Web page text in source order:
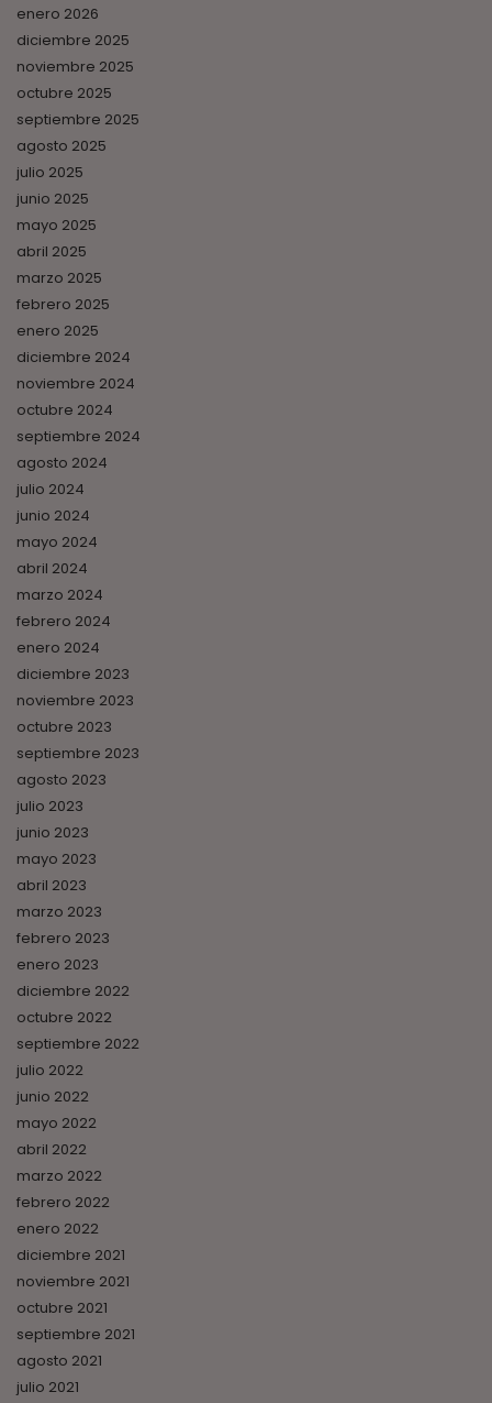
enero 2026
diciembre 2025
noviembre 2025
octubre 2025
septiembre 2025
agosto 2025
julio 2025
junio 2025
mayo 2025
abril 2025
marzo 2025
febrero 2025
enero 2025
diciembre 2024
noviembre 2024
octubre 2024
septiembre 2024
agosto 2024
julio 2024
junio 2024
mayo 2024
abril 2024
marzo 2024
febrero 2024
enero 2024
diciembre 2023
noviembre 2023
octubre 2023
septiembre 2023
agosto 2023
julio 2023
junio 2023
mayo 2023
abril 2023
marzo 2023
febrero 2023
enero 2023
diciembre 2022
octubre 2022
septiembre 2022
julio 2022
junio 2022
mayo 2022
abril 2022
marzo 2022
febrero 2022
enero 2022
diciembre 2021
noviembre 2021
octubre 2021
septiembre 2021
agosto 2021
julio 2021